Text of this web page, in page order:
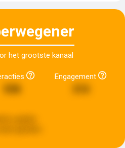
het grootste kanaal
Engagement